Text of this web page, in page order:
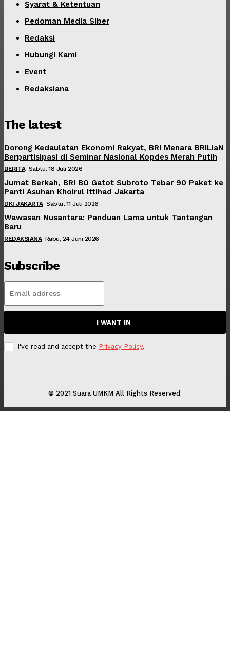
Syarat & Ketentuan
Pedoman Media Siber
Redaksi
Hubungi Kami
Event
Redaksiana
The latest
Dorong Kedaulatan Ekonomi Rakyat, BRI Menara BRILiaN
Berpartisipasi di Seminar Nasional Kopdes Merah Putih
BERITA Sabtu, 18 Juli 2026
Jumat Berkah, BRI BO Gatot Subroto Tebar 90 Paket ke
Panti Asuhan Khoirul Ittihad Jakarta
DKI JAKARTA Sabtu, 11 Juli 2026
Wawasan Nusantara: Panduan Lama untuk Tantangan
Baru
REDAKSIANA Rabu, 24 Juni 2026
Subscribe
I WANT IN
I've read and accept the Privacy Policy.
© 2021 Suara UMKM All Rights Reserved.